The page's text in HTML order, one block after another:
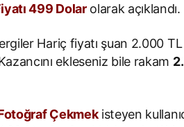
499 Dolarolarak açıklandı.
Hariç fiyatı şuan 2.000
ekleseniz bile rakam
Çekmekisteyen